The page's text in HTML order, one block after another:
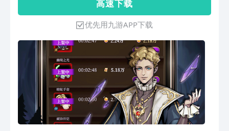
高 速 下 载
优先用九游APP下载